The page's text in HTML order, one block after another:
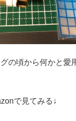
の頃から何かと愛
で見てみる↓